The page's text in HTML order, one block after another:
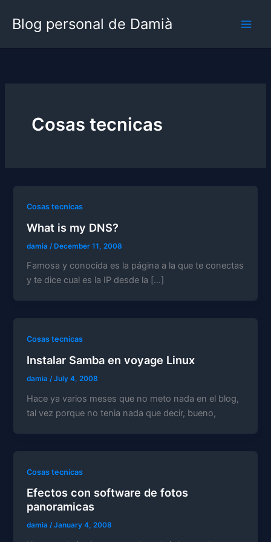
Blog personal de Damià
Cosas tecnicas
Cosas tecnicas
What is my DNS?
damia /December 11, 2008
Famosa y conocida es la página a la que te conectas
y te dice cual es la IP desde la […]
Cosas tecnicas
Instalar Samba en voyage Linux
damia/July 4, 2008
Hace ya varios meses que no meto nada en el blog,
tal vez porque no tenia nada que decir, bueno,
Cosas tecnicas
Efectos con software de fotos
panoramicas
damia/January 4, 2008